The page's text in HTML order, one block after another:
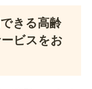
きる高齢
ビスをお